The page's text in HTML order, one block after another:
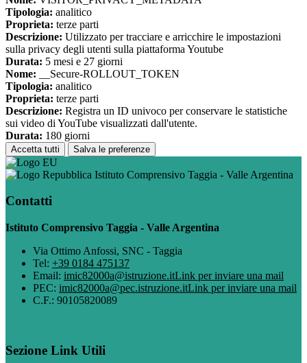
Tipologia: analitico
Proprieta: terze parti
Descrizione: Utilizzato per tracciare e arricchire le impostazioni
sulla privacy degli utenti sulla piattaforma Youtube
Durata: 5 mesi e 27 giorni
Nome: __Secure-ROLLOUT_TOKEN
Tipologia: analitico
Proprieta: terze parti
Descrizione: Registra un ID univoco per conservare le statistiche
sui video di YouTube visualizzati dall'utente.
Durata: 180 giorni
Accetta tutti Salva le preferenze
Istituto Comprensivo Taggia - Valle Argentina
Contatti
Istituto Comprensivo Taggia - Valle Argentina
Via Ottimo Anfossi, SNC - Taggia
Tel: +39 0184 475137
Email: imic82000a@istruzione.itLink per inviare una mail
PEC: imic82000a@pec.istruzione.itLink per inviare una mail
C.F.: 90105820089
Sezione Link Utili